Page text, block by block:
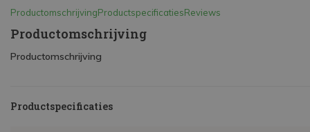
ProductomschrijvingProductspecificatiesReviews
Productomschrijving
Productomschrijving
Productspecificaties